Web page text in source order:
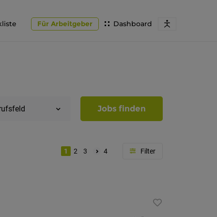
Dashboard
Für Arbeitgeber
Jobs finden
1 2 3 4